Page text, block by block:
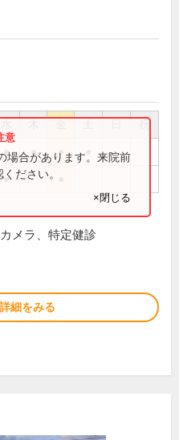
祝
● ● ●
●
場合があります。来院前
ださい。
×閉じる
メラ、特定健診
細をみる